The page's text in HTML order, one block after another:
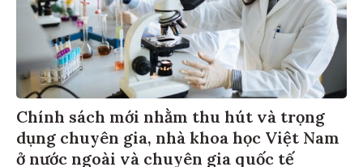
Chính sách mới nhằm thu hút và trọng
dụng chuyên gia, nhà khoa học Việt Nam
ở nước ngoài và chuyên gia quốc tế